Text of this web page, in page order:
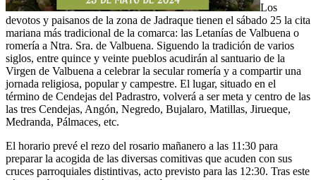
Los
devotos y paisanos de la zona de Jadraque tienen el sábado 25 la cita
mariana más tradicional de la comarca: las Letanías de Valbuena o
romería a Ntra. Sra. de Valbuena. Siguendo la tradición de varios
siglos, entre quince y veinte pueblos acudirán al santuario de la
Virgen de Valbuena a celebrar la secular romería y a compartir una
jornada religiosa, popular y campestre. El lugar, situado en el
término de Cendejas del Padrastro, volverá a ser meta y centro de las
las tres Cendejas, Angón, Negredo, Bujalaro, Matillas, Jirueque,
Medranda, Pálmaces, etc.
El horario prevé el rezo del rosario mañanero a las 11:30 para
preparar la acogida de las diversas comitivas que acuden con sus
cruces parroquiales distintivas, acto previsto para las 12:30. Tras este